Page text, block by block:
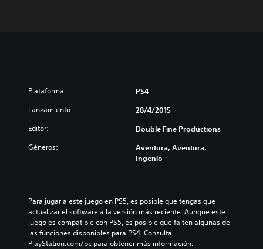
Plataforma: PS4
Lanzamiento: 28/4/2015
Editor: Double Fine Productions
Géneros:
Aventura, Aventura,
Ingenio
Para jugar a este juego en PS5, es posible que tengas que
actualizar el software a la versión más reciente. Aunque este
juego es compatible con PS5, es posible que falten algunas de
las funciones disponibles para PS4. Consulta
PlayStation.com/bc para obtener más información.